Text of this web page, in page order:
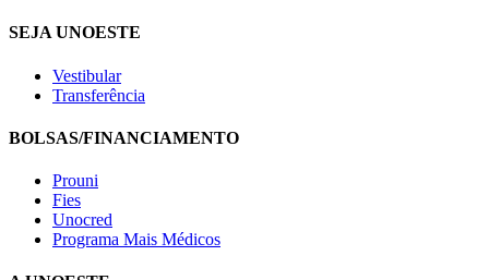
SEJA UNOESTE
Vestibular
Transferência
BOLSAS/FINANCIAMENTO
Prouni
Fies
Unocred
Programa Mais Médicos